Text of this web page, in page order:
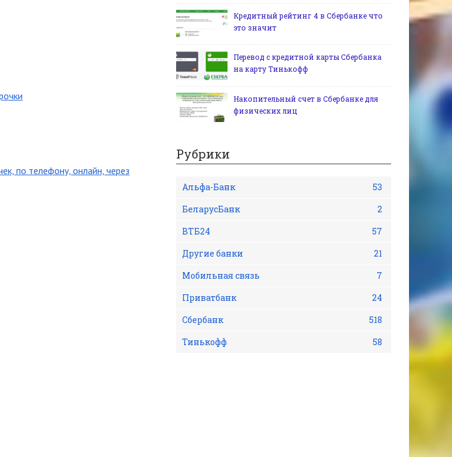
по телефону, онлайн, через
Кредитный рейтинг 4 в Сбербанке что
это значит
Перевод с кредитной карты Сбербанка
на карту Тинькофф
Накопительный счет в Сбербанке для
физических лиц
Рубрики
Альфа-Банк
53
БеларусБанк
2
ВТБ24
57
Другие банки
21
Мобильная связь
7
Приватбанк
24
Сбербанк
518
Тинькофф
58